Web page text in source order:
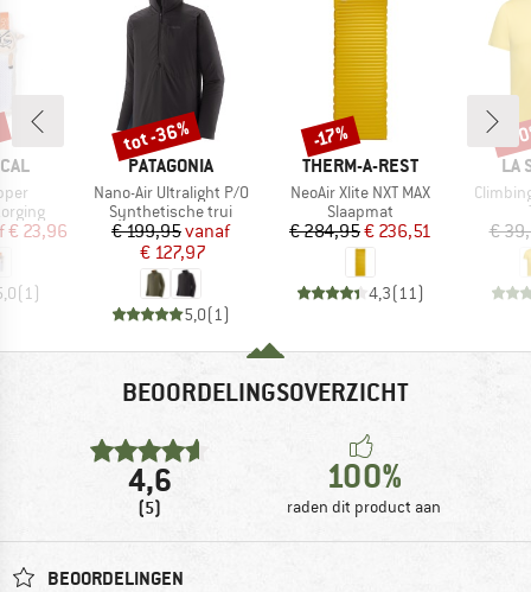
prijs
€ 23,96
(1 )
MERK
PATAGONIA
Artikel
Nano-Air Ultralight P/O
Productgroep
Synthetische trui
Prijs
€ 199,95Verlaagde prijs
vanaf
€ 127,97
5,0(1 )
Korting
tot -36%
MERK
THERM-A-REST
Artikel
NeoAir Xlite NXT MAX
Productgroep
Slaapmat
Prijs
€ 284,95Verlaagde prijs
€ 236,51
4,3(11 )
Korting
-17%
LA
Artikel
€
-
BEOORDELINGSOVERZICHT
4,6
(5)
100%
raden dit product aan
BEOORDELINGEN